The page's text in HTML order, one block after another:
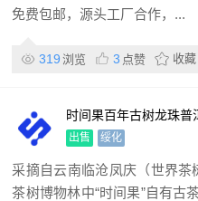
免费包邮，源头工厂合作，...
319 浏览 3 点赞 收藏
时间果百年古树龙珠普
出售 绥化
采摘自云南临沧凤庆（世界茶
茶树博物林中“时间果”自有古